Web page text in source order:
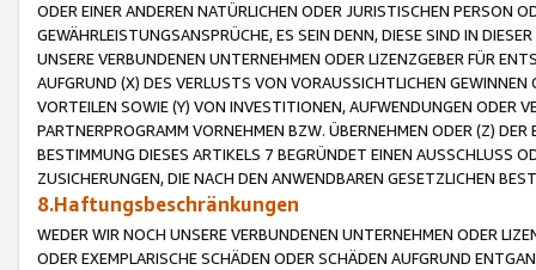
ODER EINER ANDEREN NATÜRLICHEN ODER JURISTISCHEN PERSON
GEWÄHRLEISTUNGSANSPRÜCHE, ES SEIN DENN, DIESE SIND IN
UNSERE VERBUNDENEN UNTERNEHMEN ODER LIZENZGEBER FÜR
AUFGRUND (X) DES VERLUSTS VON VORAUSSICHTLICHEN
VORTEILEN SOWIE (Y) VON INVESTITIONEN, AUFWENDUNGEN ODER
PARTNERPROGRAMM VORNEHMEN BZW. ÜBERNEHMEN ODER (Z)
BESTIMMUNG DIESES ARTIKELS 7 BEGRÜNDET EINEN AUSSCHLUSS
ZUSICHERUNGEN, DIE NACH DEN ANWENDBAREN GESETZLICHEN
8.Haftungsbeschränkungen
WEDER WIR NOCH UNSERE VERBUNDENEN UNTERNEHMEN ODER
ODER EXEMPLARISCHE SCHÄDEN ODER SCHÄDEN AUFGRUND